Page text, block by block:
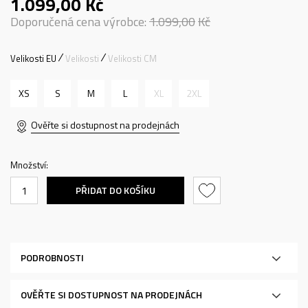
Doporučená cena výrobce:1.099,00Kč
Velikosti EU Velikosti Velikosti CM
XS S M L XL 2XL
Ověřte si dostupnost na prodejnách
Množství:
PŘIDAT DO KOŠÍKU
PODROBNOSTI
OVĚŘTE SI DOSTUPNOST NA PRODEJNÁCH